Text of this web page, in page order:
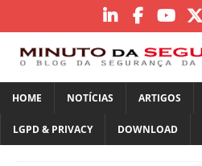
HOME NOTÍCIAS ARTIGOS
LGPD & PRIVACY DOWNLOAD